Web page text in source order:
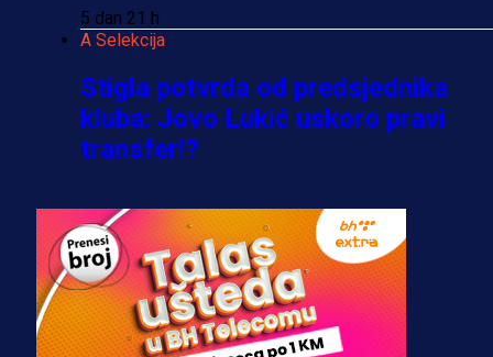
5 dan 21 h
A Selekcija
Stigla potvrda od predsjednika
kluba: Jovo Lukić uskoro pravi
transfer!?
A Selekcija
Zmajevi dobili veliko pojačanje:
Fudbaler Olympiacosa želi obući
dres BiH!